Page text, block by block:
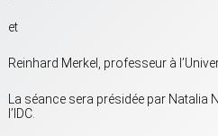
et
Reinhard Merkel, professeur à
La séance sera présidée par
l’IDC.